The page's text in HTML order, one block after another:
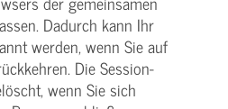
Dadurch kann Ihr
werden, wenn Sie auf
Die Session-
wenn Sie sich